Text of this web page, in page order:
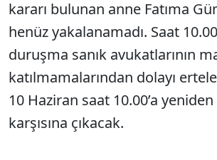
kararı bulunan anne Fatıma
henüz yakalanamadı. Saat
duruşma sanık avukatlarının
katılmamalarından dolayı
10 Haziran saat 10.00’a
karşısına çıkacak.